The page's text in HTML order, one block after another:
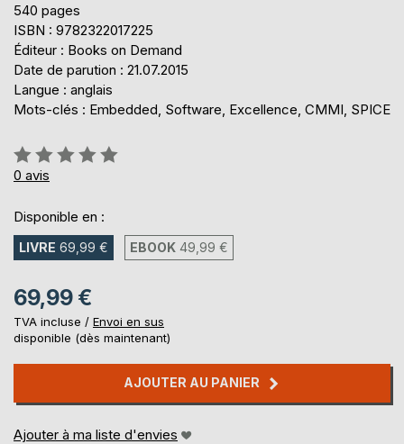
540 pages
ISBN : 9782322017225
Éditeur : Books on Demand
Date de parution : 21.07.2015
Langue : anglais
Mots-clés : Embedded, Software, Excellence, CMMI, SPICE
Évaluation:
0%
0 avis
Disponible en :
LIVRE 69,99 € EBOOK 49,99 €
69,99 €
TVA incluse / Envoi en sus
disponible (dès maintenant)
AJOUTER AU PANIER
Ajouter à ma liste d'envies